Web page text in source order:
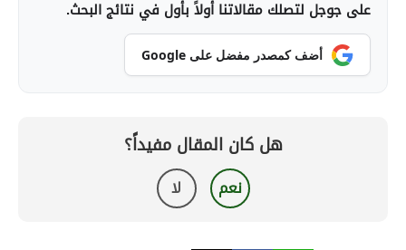
على جوجل لتصلك مقالاتنا أولاً بأول في نتائج البحث.
أضف كمصدر مفضل على Google
هل كان المقال مفيداً؟
نعم لا